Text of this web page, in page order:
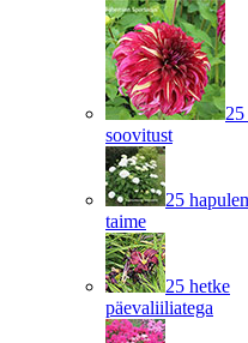
25
soovitust
25
taime
25 hetke
päevaliiliatega